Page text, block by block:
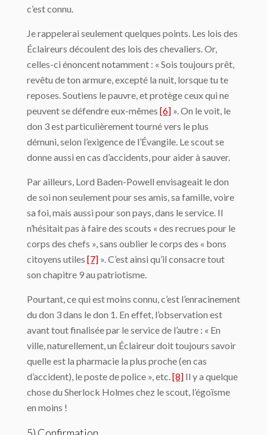
c’est connu.
Je rappelerai seulement quelques points. Les lois des
Éclaireurs découlent des lois des chevaliers. Or,
celles-ci énoncent notamment : « Sois toujours prêt,
revêtu de ton armure, excepté la nuit, lorsque tu te
reposes. Soutiens le pauvre, et protège ceux qui ne
peuvent se défendre eux-mêmes [6] ». On le voit, le
don 3 est particulièrement tourné vers le plus
démuni, selon l’exigence de l’Évangile. Le scout se
donne aussi en cas d’accidents, pour aider à sauver.
Par ailleurs, Lord Baden-Powell envisageait le don
de soi non seulement pour ses amis, sa famille, voire
sa foi, mais aussi pour son pays, dans le service. Il
n’hésitait pas à faire des scouts « des recrues pour le
corps des chefs », sans oublier le corps des « bons
citoyens utiles [7] ». C’est ainsi qu’il consacre tout
son chapitre 9 au patriotisme.
Pourtant, ce qui est moins connu, c’est l’enracinement
du don 3 dans le don 1. En effet, l’observation est
avant tout finalisée par le service de l’autre : « En
ville, naturellement, un Éclaireur doit toujours savoir
quelle est la pharmacie la plus proche (en cas
d’accident), le poste de police », etc.[8] Il y a quelque
chose du Sherlock Holmes chez le scout, l’égoïsme
en moins !